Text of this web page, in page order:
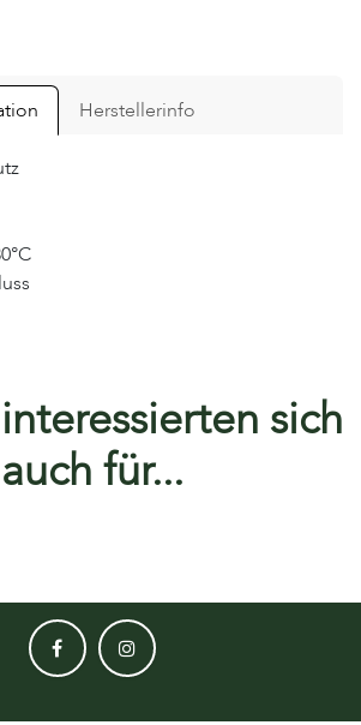
Herstellerinfo
sich
auch für...